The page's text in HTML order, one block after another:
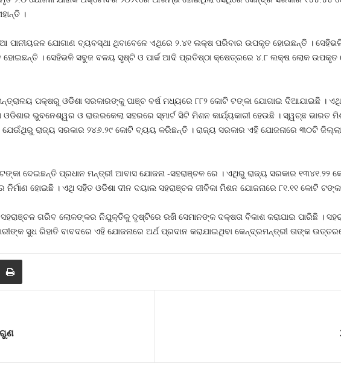
।
ପାନୀୟଜଳ ଯୋଗାଣ ବ୍ୟବସ୍ଥା ଥିବାବେଳେ ଏଥିରେ ୨.୪୧ ଲକ୍ଷ ପରିବାର ଉପକୃତ ହୋଇଛନ୍ତି ।
ହୋଇଛନ୍ତି । ସେହିଭଳି ସବୁଜ ବଳୟ ସୃଷ୍ଟି ଓ ପାର୍କ ଆଦି ପ୍ରତିଷ୍ଠା କ୍ଷେତ୍ରରେ ୪.୮ ଲକ୍ଷ ଲୋକ ଉପକୃତ
ପକ୍ଷରୁ ଓଡିଶା ସରକାରଙ୍କୁ ପାଞ୍ଚ ବର୍ଷ ମଧ୍ୟରେ ୮୮୨ କୋଟି ଟଙ୍କା ଯୋଗାଇ ଦିଆଯାଇଛି ।
ଭୁବନେଶ୍ୱର ଓ ରାଉରକେଲା ସହରରେ ସ୍ମାର୍ଟ ସିଟି ମିଶନ କାର୍ଯ୍ୟକାରୀ ହେଉଛି । ସ୍ୱଚ୍ଛ ଭାରତ
ରାଜ୍ୟ ସରକାର ୨୪୬.୨୯ କୋଟି ବ୍ୟୟ କରିଛନ୍ତି । ରାଜ୍ୟ ସରକାର ଏହି ଯୋଜନାରେ ୩୦ଟି
ଦେଇଛନ୍ତି ପ୍ରଧାନ ମନ୍ତ୍ରୀ ଆବାସ ଯୋଜନା -ସହରାଞ୍ଚଳ ରେ । ଏଥିରୁ ରାଜ୍ୟ ସରକାର ୧୩୪୧.୨୨
ନିର୍ମାଣ ହୋଇଛି । ଏଥି ସହିତ ଓଡିଶା ଦୀନ ଦୟାଲ ସହରାଞ୍ଚଳ ଜୀବିକା ମିଶନ ଯୋଜନାରେ ୮୧.୧୧ କୋଟି
ସହରାଞ୍ଚଳ ଗରିବ ଲୋକଙ୍କର ନିଯୁକ୍ତିକୁ ଦୃଷ୍ଟିରେ ରଖି ସେମାନଙ୍କ ଦକ୍ଷତା ବିକାଶ କରାଯାଇ ପାରିଛି ।
ସୁଧ ରିହାତି ବାବଦରେ ଏହି ଯୋଜନାରେ ଅର୍ଥ ପ୍ରଦାନ କରାଯାଇଥିବା କେନ୍ଦ୍ରମନ୍ତ୍ରୀ ତାଙ୍କ